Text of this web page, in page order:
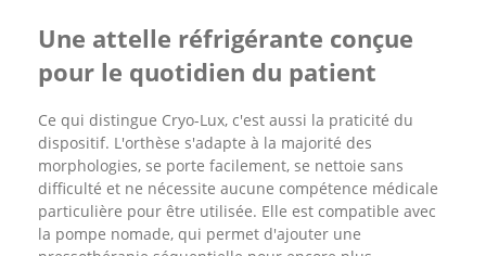
Une attelle réfrigérante conçue
pour le quotidien du patient
Ce qui distingue Cryo-Lux, c'est aussi la praticité du
dispositif. L'orthèse s'adapte à la majorité des
morphologies, se porte facilement, se nettoie sans
difficulté et ne nécessite aucune compétence médicale
particulière pour être utilisée. Elle est compatible avec
la pompe nomade, qui permet d'ajouter une